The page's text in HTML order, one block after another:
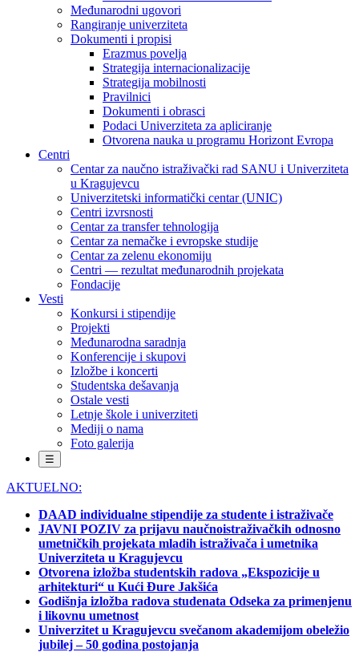
Međunarodni ugovori
Rangiranje univerziteta
Dokumenti i propisi
Erazmus povelja
Strategija internacionalizacije
Strategija mobilnosti
Pravilnici
Dokumenti i obrasci
Podaci Univerziteta za apliciranje
Otvorena nauka u programu Horizont Evropa
Centri
Centar za naučno istraživački rad SANU i Univerziteta
u Kragujevcu
Univerzitetski informatički centar (UNIC)
Centri izvrsnosti
Centar za transfer tehnologija
Centar za nemačke i evropske studije
Centar za zelenu ekonomiju
Centri — rezultat međunarodnih projekata
Fondacije
Vesti
Konkursi i stipendije
Projekti
Međunarodna saradnja
Konferencije i skupovi
Izložbe i koncerti
Studentska dešavanja
Ostale vesti
Letnje škole i univerziteti
Mediji o nama
Foto galerija
☰
AKTUELNO:
DAAD individualne stipendije za studente i istraživače
JAVNI POZIV za prijavu naučnoistraživačkih odnosno
umetničkih projekata mladih istraživača i umetnika
Univerziteta u Kragujevcu
Otvorena izložba studentskih radova „Ekspozicije u
arhitekturi“ u Kući Đure Jakšića
Godišnja izložba radova studenata Odseka za primenjenu
i likovnu umetnost
Univerzitet u Kragujevcu svečanom akademijom obeležio
jubilej – 50 godina postojanja